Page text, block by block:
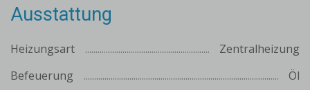
Ausstattung
Heizungsart
Zentralheizung
Befeuerung
Öl